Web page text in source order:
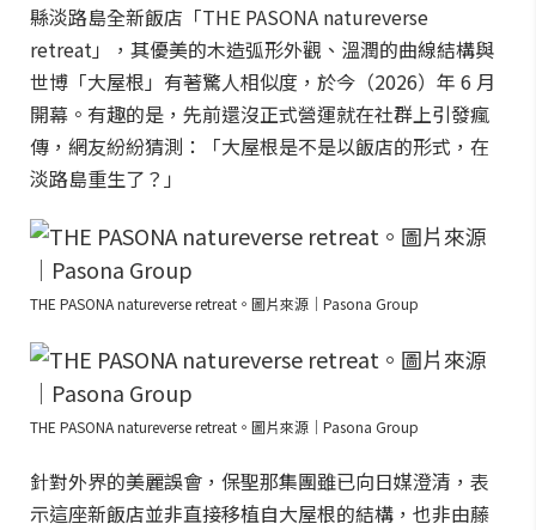
縣淡路島全新飯店「THE PASONA natureverse
retreat」，其優美的木造弧形外觀、溫潤的曲線結構與
世博「大屋根」有著驚人相似度，於今（2026）年 6 月
開幕。有趣的是，先前還沒正式營運就在社群上引發瘋
傳，網友紛紛猜測：「大屋根是不是以飯店的形式，在
淡路島重生了？」
THE PASONA natureverse retreat。圖片來源｜Pasona Group
THE PASONA natureverse retreat。圖片來源｜Pasona Group
針對外界的美麗誤會，保聖那集團雖已向日媒澄清，表
示這座新飯店並非直接移植自大屋根的結構，也非由藤